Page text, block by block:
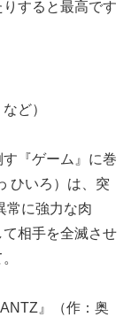
すると最高です
ど）
『ゲーム』に巻
ひいろ）は、突
常に強力な肉
相手を全滅させ
』（作：奥